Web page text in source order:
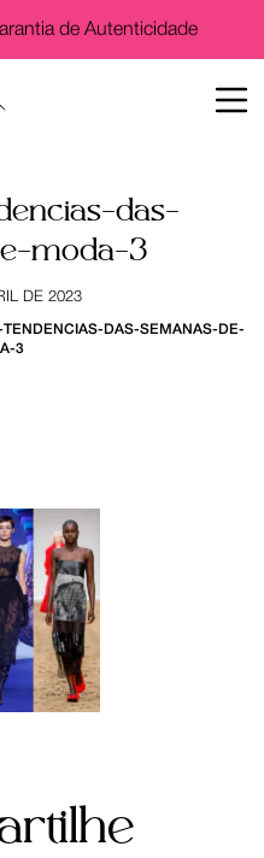
de Autenticidade
das-
moda-3
DE 2023
TENDENCIAS-DAS-SEMANAS-DE-
3